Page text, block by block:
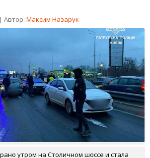
| Автор: Максим Назарук
утром на Столичном шоссе и стала